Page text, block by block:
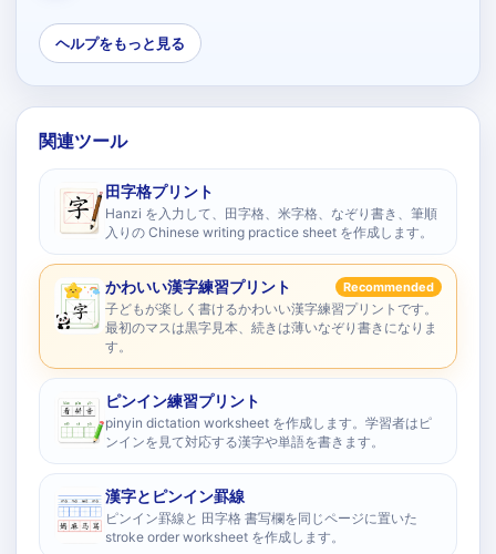
ヘルプをもっと見る
関連ツール
田字格プリント
Hanzi を入力して、田字格、米字格、なぞり書き、筆順
入りの Chinese writing practice sheet を作成します。
かわいい漢字練習プリント Recommended
子どもが楽しく書けるかわいい漢字練習プリントです。
最初のマスは黒字見本、続きは薄いなぞり書きになりま
す。
ピンイン練習プリント
pinyin dictation worksheet を作成します。学習者はピ
ンインを見て対応する漢字や単語を書きます。
漢字とピンイン罫線
ピンイン罫線と 田字格 書写欄を同じページに置いた
stroke order worksheet を作成します。